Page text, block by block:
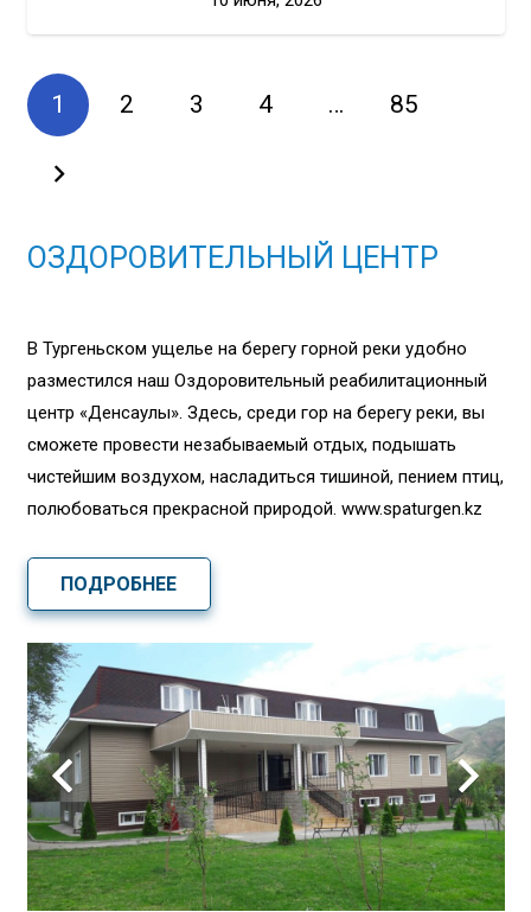
1 2 3 4 … 85
ОЗДОРОВИТЕЛЬНЫЙ ЦЕНТР
В Тургеньском ущелье на берегу горной реки удобно
разместился наш Оздоровительный реабилитационный
центр «Денсаулық». Здесь, среди гор на берегу реки, вы
сможете провести незабываемый отдых, подышать
чистейшим воздухом, насладиться тишиной, пением птиц,
полюбоваться прекрасной природой. www.spaturgen.kz
ПОДРОБНЕЕ